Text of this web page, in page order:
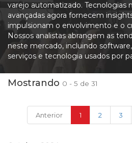
varejo automatizado. Tecnologias
avançadas agora fornecem
impulsionam o envolvimento e o
Nossos analistas abrangem as
neste mercado, incluindo
serviços e tecnologia usados ​​por
Mostrando 0 - 5 de 31
Anterior 1 (current)
2 3